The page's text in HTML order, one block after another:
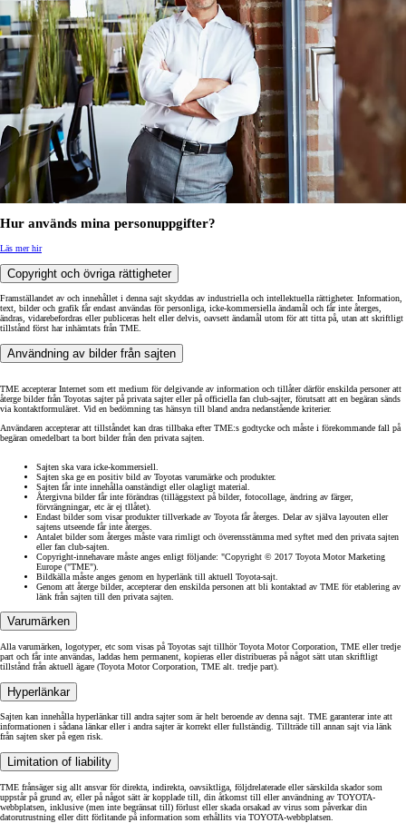
Hur används mina personuppgifter?
Läs mer hir
Copyright och övriga rättigheter
Framställandet av och innehållet i denna sajt skyddas av industriella och intellektuella rättigheter. Information,
text, bilder och grafik får endast användas för personliga, icke-kommersiella ändamål och får inte återges,
ändras, vidarebefordras eller publiceras helt eller delvis, oavsett ändamål utom för att titta på, utan att skriftligt
tillstånd först har inhämtats från TME.
Användning av bilder från sajten
TME accepterar Internet som ett medium för delgivande av information och tillåter därför enskilda personer att
återge bilder från Toyotas sajter på privata sajter eller på officiella fan club-sajter, förutsatt att en begäran sänds
via kontaktformuläret. Vid en bedömning tas hänsyn till bland andra nedanstående kriterier.
Användaren accepterar att tillståndet kan dras tillbaka efter TME:s godtycke och måste i förekommande fall på
begäran omedelbart ta bort bilder från den privata sajten.
Sajten ska vara icke-kommersiell.
Sajten ska ge en positiv bild av Toyotas varumärke och produkter.
Sajten får inte innehålla oanständigt eller olagligt material.
Återgivna bilder får inte förändras (tilläggstext på bilder, fotocollage, ändring av färger,
förvrängningar, etc är ej tllåtet).
Endast bilder som visar produkter tillverkade av Toyota får återges. Delar av själva layouten eller
sajtens utseende får inte återges.
Antalet bilder som återges måste vara rimligt och överensstämma med syftet med den privata sajten
eller fan club-sajten.
Copyright-innehavare måste anges enligt följande: "Copyright © 2017 Toyota Motor Marketing
Europe ("TME").
Bildkälla måste anges genom en hyperlänk till aktuell Toyota-sajt.
Genom att återge bilder, accepterar den enskilda personen att bli kontaktad av TME för etablering av
länk från sajten till den privata sajten.
Varumärken
Alla varumärken, logotyper, etc som visas på Toyotas sajt tillhör Toyota Motor Corporation, TME eller tredje
part och får inte användas, laddas hem permanent, kopieras eller distribueras på något sätt utan skriftligt
tillstånd från aktuell ägare (Toyota Motor Corporation, TME alt. tredje part).
Hyperlänkar
Sajten kan innehålla hyperlänkar till andra sajter som är helt beroende av denna sajt. TME garanterar inte att
informationen i sådana länkar eller i andra sajter är korrekt eller fullständig. Tillträde till annan sajt via länk
från sajten sker på egen risk.
Limitation of liability
TME frånsäger sig allt ansvar för direkta, indirekta, oavsiktliga, följdrelaterade eller särskilda skador som
uppstår på grund av, eller på något sätt är kopplade till, din åtkomst till eller användning av TOYOTA-
webbplatsen, inklusive (men inte begränsat till) förlust eller skada orsakad av virus som påverkar din
datorutrustning eller ditt förlitande på information som erhållits via TOYOTA-webbplatsen.